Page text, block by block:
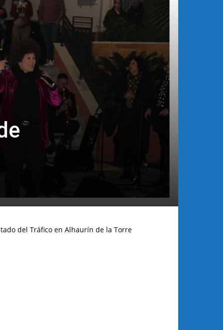
del Tráfico en Alhaurín de la Torre